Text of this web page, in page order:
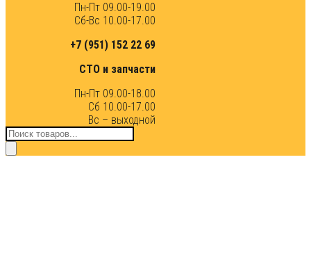
Пн-Пт 09.00-19.00
Сб-Вс 10.00-17.00
+7 (951) 152 22 69
СТО и запчасти
Пн-Пт 09.00-18.00
Сб 10.00-17.00
Вс – выходной
Поиск
товаров